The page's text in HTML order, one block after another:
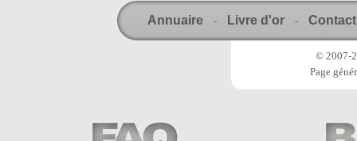
Annuaire - Livre d'or - Contact
© 2007-
Page